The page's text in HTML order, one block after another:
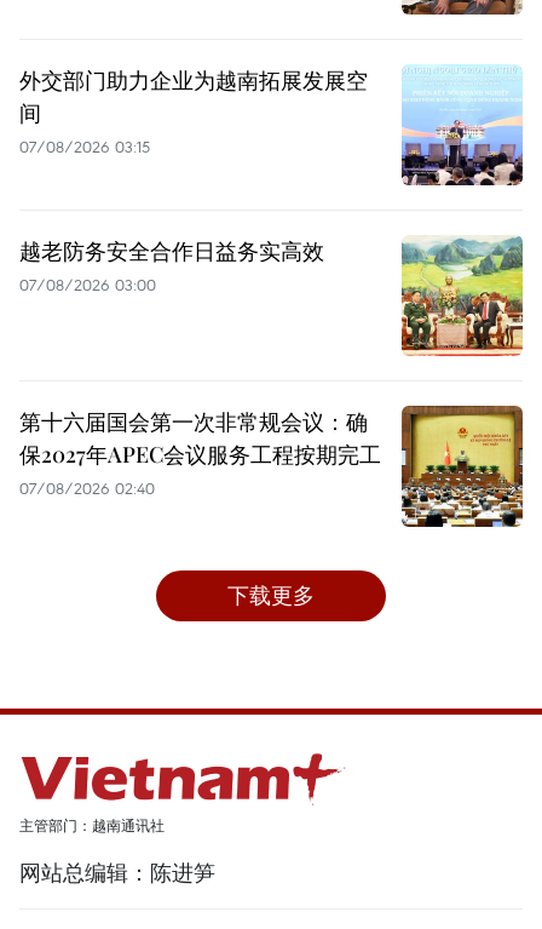
外交部门助力企业为越南拓展发展空
间
07/08/2026 03:15
越老防务安全合作日益务实高效
07/08/2026 03:00
第十六届国会第一次非常规会议：确
保2027年APEC会议服务工程按期完工
07/08/2026 02:40
下载更多
主管部门：越南通讯社
网站总编辑：陈进笋